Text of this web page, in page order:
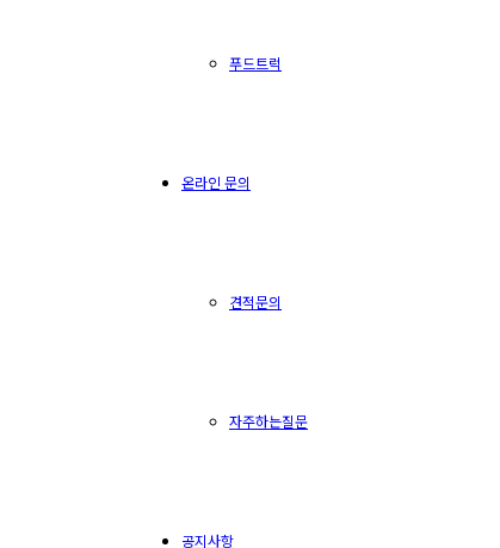
푸드트럭
온라인 문의
견적문의
자주하는질문
공지사항